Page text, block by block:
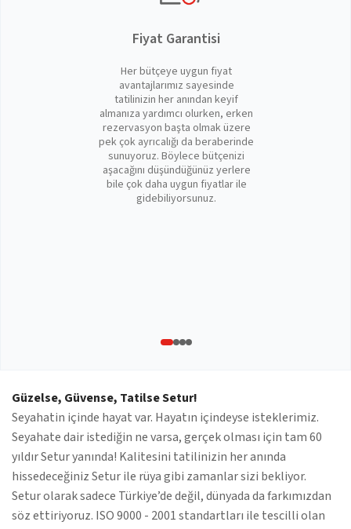
Fiyat Garantisi
Her bütçeye uygun fiyat
avantajlarımız sayesinde
tatilinizin her anından keyif
almanıza yardımcı olurken, erken
rezervasyon başta olmak üzere
pek çok ayrıcalığı da beraberinde
sunuyoruz. Böylece bütçenizi
aşacağını düşündüğünüz yerlere
bile çok daha uygun fiyatlar ile
gidebiliyorsunuz.
Güzelse, Güvense, Tatilse Setur!
Seyahatin içinde hayat var. Hayatın içindeyse isteklerimiz.
Seyahate dair istediğin ne varsa, gerçek olması için tam 60
yıldır Setur yanında! Kalitesini tatilinizin her anında
hissedeceğiniz Setur ile rüya gibi zamanlar sizi bekliyor.
Setur olarak sadece Türkiye’de değil, dünyada da farkımızdan
söz ettiriyoruz. ISO 9000 - 2001 standartları ile tescilli olan